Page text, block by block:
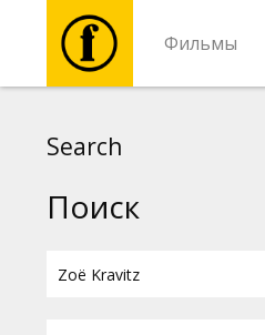
Фильмы
Search
Поиск